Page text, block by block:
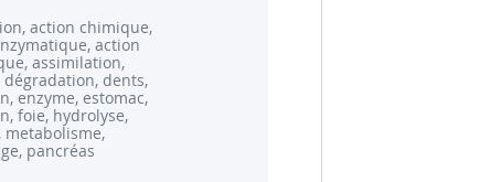
action chimique,
action
assimilation,
dégradation, dents,
enzyme, estomac,
foie, hydrolyse,
metabolisme,
pancréas